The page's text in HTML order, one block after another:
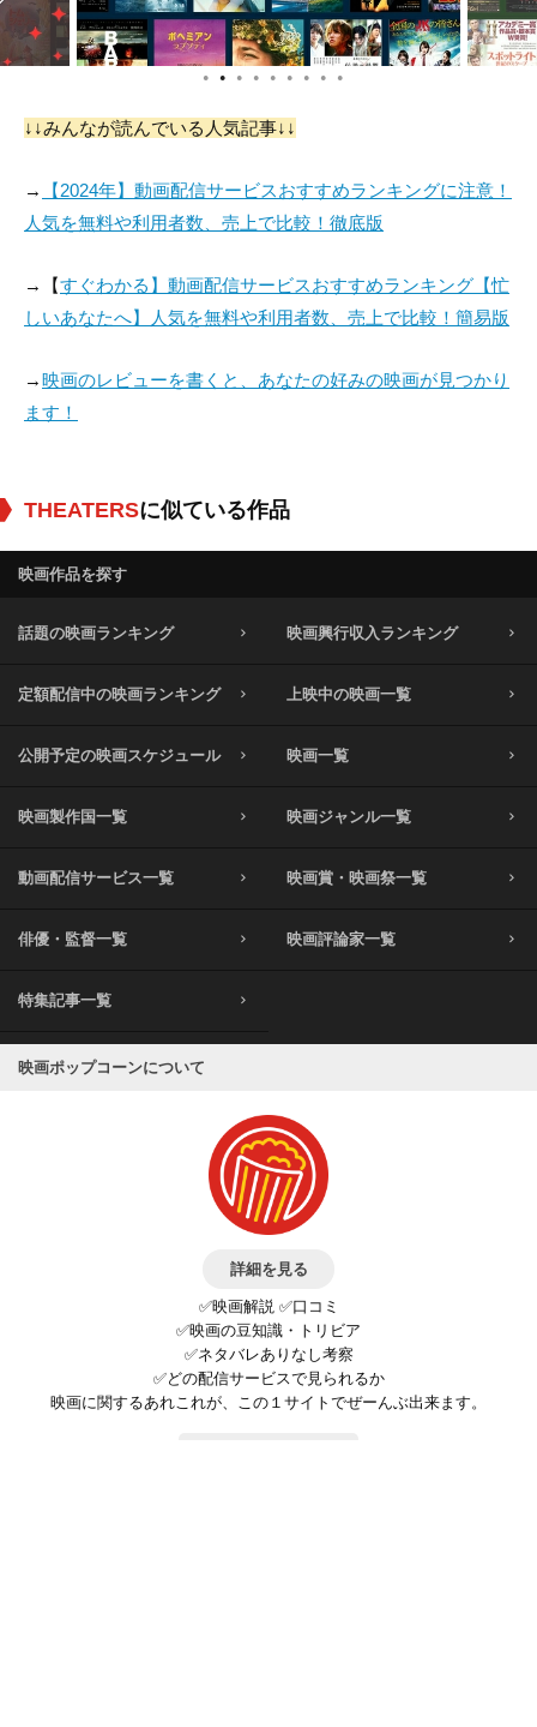
● ● ● ● ● ● ● ● ●
↓↓みんなが読んでいる人気記事↓↓
→
【2024年】動画配信サービスおすすめランキングに注意！
人気を無料や利用者数、売上で比較！徹底版
→【すぐわかる】動画配信サービスおすすめランキング【忙
しいあなたへ】人気を無料や利用者数、売上で比較！簡易版
→映画のレビューを書くと、あなたの好みの映画が見つかり
ます！
THEATERSに似ている作品
映画作品を探す
話題の映画ランキング 映画興行収入ランキング
定額配信中の映画ランキング 上映中の映画一覧
公開予定の映画スケジュール 映画一覧
映画製作国一覧 映画ジャンル一覧
動画配信サービス一覧 映画賞・映画祭一覧
俳優・監督一覧 映画評論家一覧
特集記事一覧
映画ポップコーンについて
詳細を見る
✅映画解説 ✅口コミ
✅映画の豆知識・トリビア
✅ネタバレありなし考察
✅どの配信サービスで見られるか
映画に関するあれこれが、この１サイトでぜーんぶ出来ます。